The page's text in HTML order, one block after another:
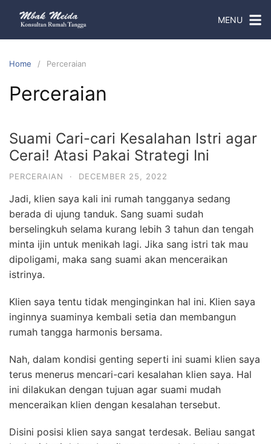
MENU
Home Perceraian
Perceraian
Suami Cari-cari Kesalahan Istri agar
Cerai! Atasi Pakai Strategi Ini
PERCERAIAN · DECEMBER 25, 2022
Jadi, klien saya kali ini rumah tangganya sedang
berada di ujung tanduk. Sang suami sudah
berselingkuh selama kurang lebih 3 tahun dan tengah
minta ijin untuk menikah lagi. Jika sang istri tak mau
dipoligami, maka sang suami akan menceraikan
istrinya.
Klien saya tentu tidak menginginkan hal ini. Klien saya
inginnya suaminya kembali setia dan membangun
rumah tangga harmonis bersama.
Nah, dalam kondisi genting seperti ini suami klien saya
terus menerus mencari-cari kesalahan klien saya. Hal
ini dilakukan dengan tujuan agar suami mudah
menceraikan klien dengan kesalahan tersebut.
Disini posisi klien saya sangat terdesak. Beliau sangat